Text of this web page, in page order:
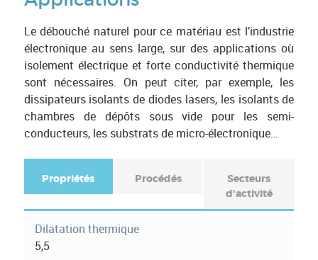
Le débouché naturel pour ce matériau est l’industrie
électronique au sens large, sur des applications où
isolement électrique et forte conductivité thermique
sont nécessaires. On peut citer, par exemple, les
dissipateurs isolants de diodes lasers, les isolants de
chambres de dépôts sous vide pour les semi-
conducteurs, les substrats de micro-électronique…
F
Propriétés
o
n
Procédés
Secteurs
d'activité
Dilatation thermique
5,5